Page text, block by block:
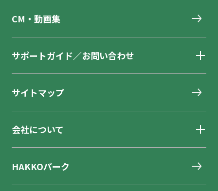
CM・動画集
サポートガイド／お問い合わせ
サイトマップ
会社について
HAKKOパーク